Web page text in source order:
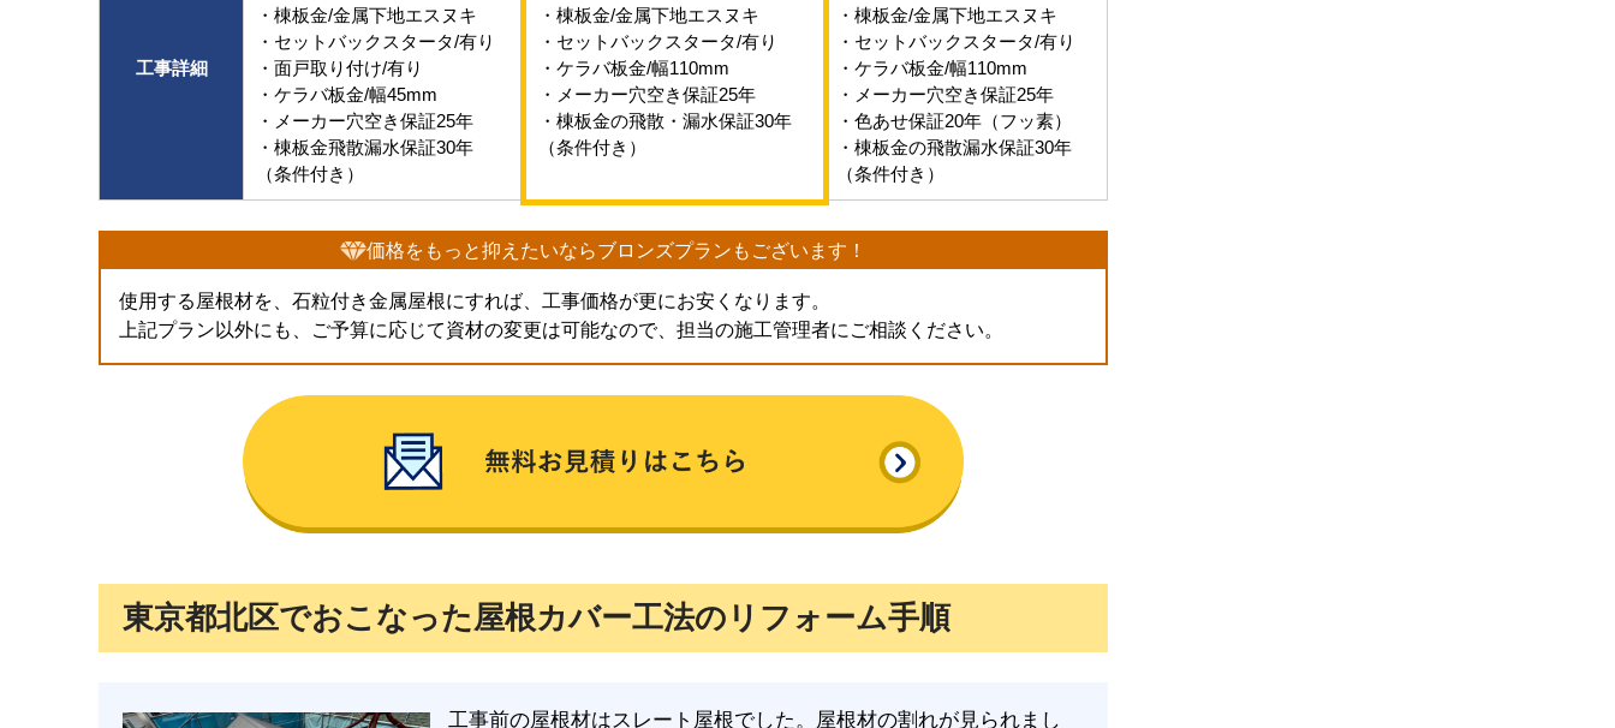
工事詳細
・棟板金/金属下地エスヌキ
・セットバックスタータ/有り
・面戸取り付け/有り
・ケラバ板金/幅45mm
・メーカー穴空き保証25年
・棟板金飛散漏水保証30年
（条件付き）
・棟板金/金属下地エスヌキ
・セットバックスタータ/有り
・ケラバ板金/幅110mm
・メーカー穴空き保証25年
・棟板金の飛散・漏水保証30年
（条件付き）
・棟板金/金属下地エスヌキ
・セットバックスタータ/有り
・ケラバ板金/幅110mm
・メーカー穴空き保証25年
・色あせ保証20年（フッ素）
・棟板金の飛散漏水保証30年
（条件付き）
価格をもっと抑えたいならブロンズプランもございます！
使用する屋根材を、石粒付き金属屋根にすれば、工事価格が更にお安くなります。
上記プラン以外にも、ご予算に応じて資材の変更は可能なので、担当の施工管理者にご相談ください。
東京都北区でおこなった屋根カバー工法のリフォーム手順
工事前の屋根材はスレート屋根でした。屋根材の割れが見られまし